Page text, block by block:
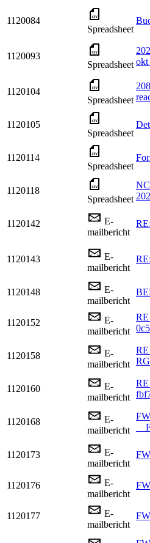
1120084
Spreadsheet
1120093
Spreadsheet
1120104
Spreadsheet
1120105
Spreadsheet
1120114
Spreadsheet
1120118
Spreadsheet
1120142
E-
mailbericht
1120143
E-
mailbericht
1120148
E-
mailbericht
1120152
E-
mailbericht
1120158
E-
mailbericht
RE
1120160
E-
mailbericht
RE
1120168
E-
mailbericht
1120173
E-
mailbericht
1120176
E-
mailbericht
1120177
E-
mailbericht